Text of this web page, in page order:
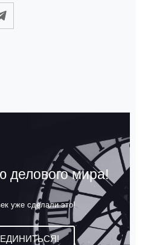
делового мира!
уже сделали это!